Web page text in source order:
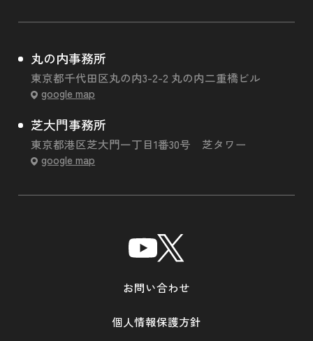
丸の内事務所
東京都千代田区丸の内3-2-2 丸の内二重橋ビル
google map
芝大門事務所
東京都港区芝大門一丁目1番30号 芝タワー
google map
お問い合わせ
個人情報保護方針